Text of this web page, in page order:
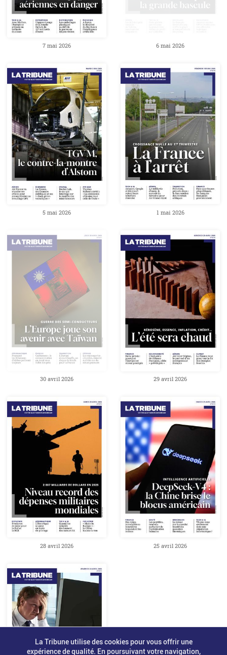
7 mai 2026 6 mai 2026
5 mai 2026 1 mai 2026
30 avril 2026 29 avril 2026
28 avril 2026 25 avril 2026
La Tribune utilise des cookies pour vous offrir une
expérience de qualité. En poursuivant votre navigation,